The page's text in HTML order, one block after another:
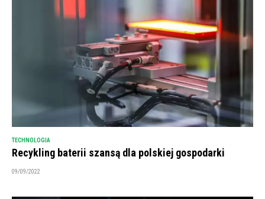
TECHNOLOGIA
Recykling baterii szansą dla polskiej gospodarki
09/09/2022